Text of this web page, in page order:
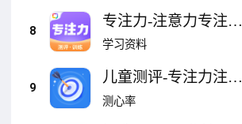
8
专注力-注意力专注力
训练测评
学习资料
9
儿童测评-专注力注意
力智力思维测评测试
测心率